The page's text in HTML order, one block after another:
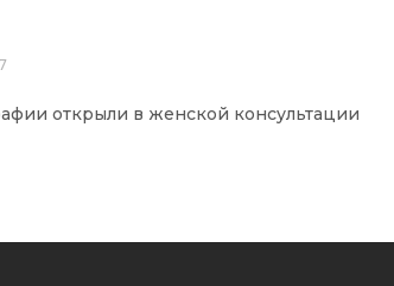
открыли в женской консультации